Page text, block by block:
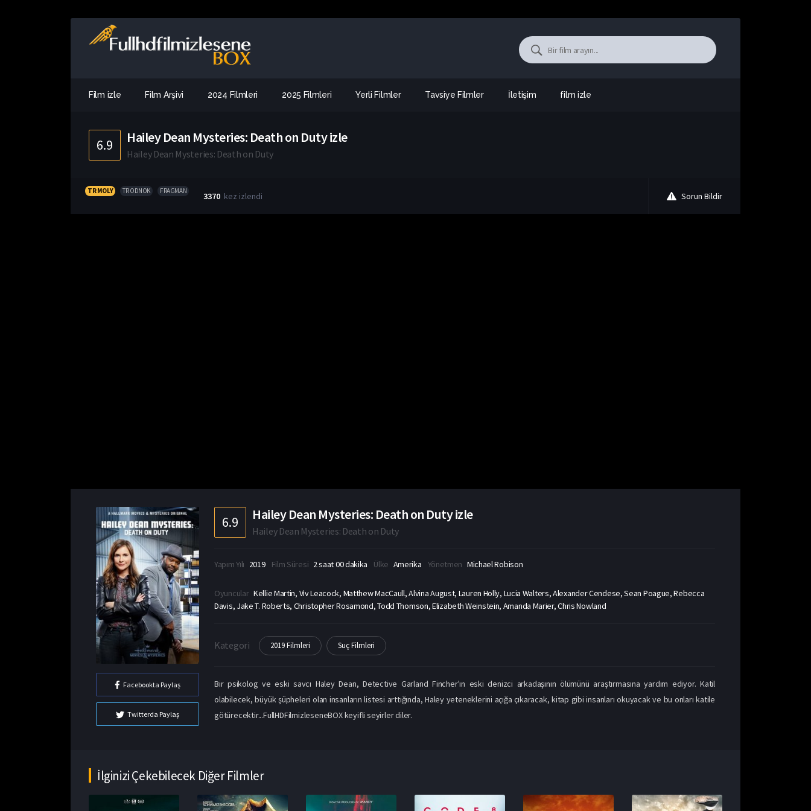
Film izle Film Arşivi 2024 Filmleri 2025 Filmleri Yerli Filmler Tavsiye Filmler İletişim film izle
6.9 Hailey Dean Mysteries: Death on Duty izle
Hailey Dean Mysteries: Death on Duty
TR MOLY TR ODNOK FRAGMAN 3370 kez izlendi Sorun Bildir
Facebookta Paylaş
Twitterda Paylaş
6.9 Hailey Dean Mysteries: Death on Duty izle
Hailey Dean Mysteries: Death on Duty
Yapım Yılı 2019 Film Süresi 2 saat 00 dakika Ülke Amerika Yönetmen Michael Robison
Oyuncular Kellie Martin, Viv Leacock, Matthew MacCaull, Alvina August, Lauren Holly, Lucia Walters, Alexander Cendese, Sean Poague, Rebecca
Davis, Jake T. Roberts, Christopher Rosamond, Todd Thomson, Elizabeth Weinstein, Amanda Marier, Chris Nowland
Kategori 2019 Filmleri Suç Filmleri
Bir psikolog ve eski savcı Haley Dean, Detective Garland Fincher'ın eski denizci arkadaşının ölümünü araştırmasına yardım ediyor. Katil
olabilecek, büyük şüpheleri olan insanların listesi arttığında, Haley yeteneklerini açığa çıkaracak, kitap gibi insanları okuyacak ve bu onları katile
götürecektir...FullHDFilmizleseneBOX keyifli seyirler diler.
İlginizi Çekebilecek Diğer Filmler